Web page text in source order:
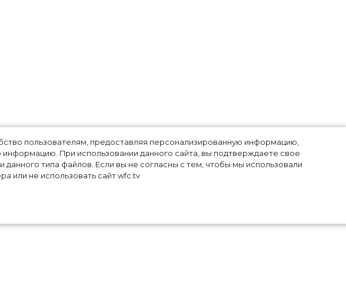
пользователям, предоставляя персонализированную информацию,
При использовании данного сайта, вы подтверждаете свое
типа файлов. Если вы не согласны с тем, чтобы мы использовали
или не использовать сайт wfc.tv